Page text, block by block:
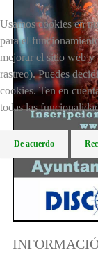
Usamos cookies en
para el
mejorar el sitio web y
rastreo). Puedes
cookies. Ten en
todas las
De acuerdo